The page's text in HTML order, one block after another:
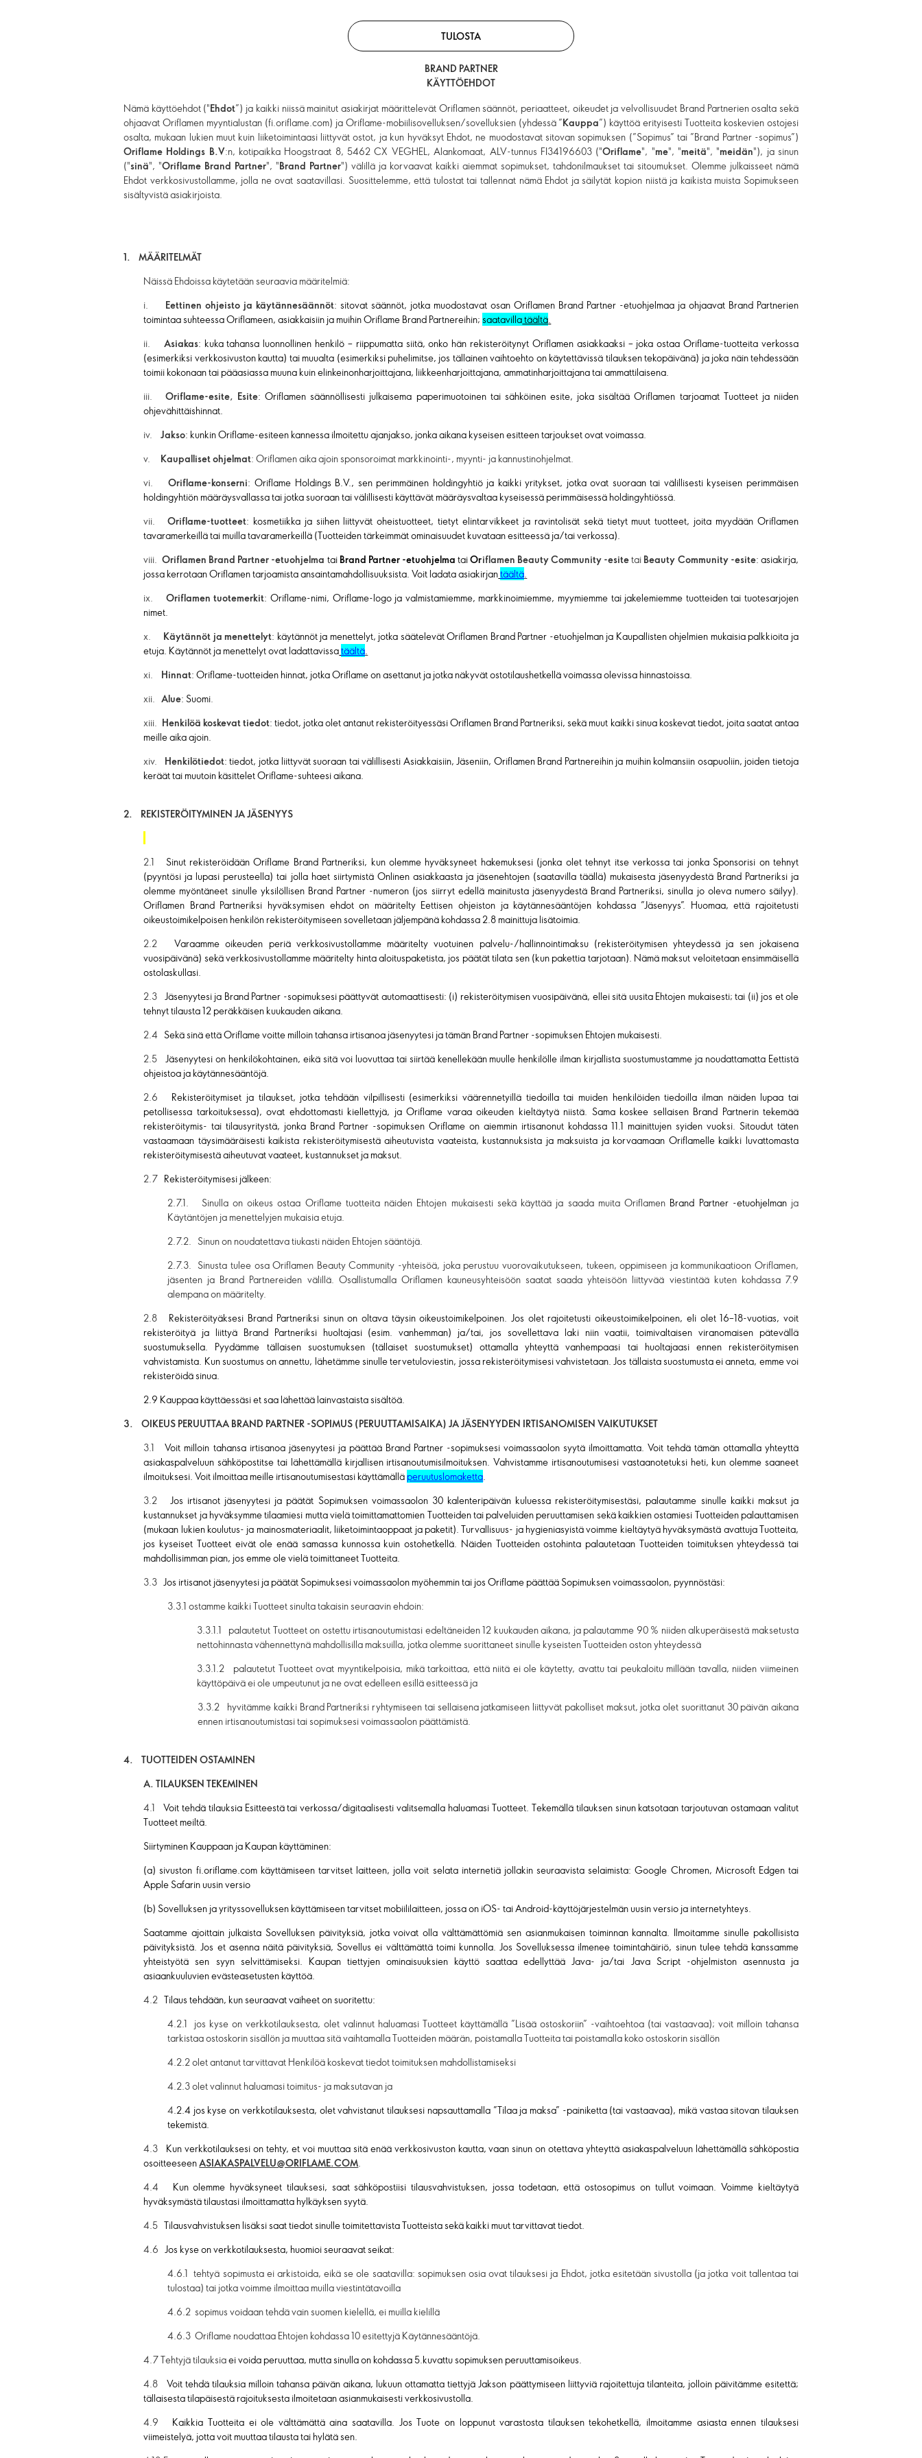
TULOSTA
BRAND PARTNER
KÄYTTÖEHDOT
Nämä käyttöehdot ("Ehdot”) ja kaikki niissä mainitut asiakirjat määrittelevät Oriflamen säännöt, periaatteet, oikeudet ja velvollisuudet Brand Partnerien osalta sekä
ohjaavat Oriflamen myyntialustan (fi.oriflame.com) ja Oriflame-mobiilisovelluksen/sovelluksien (yhdessä ”Kauppa”) käyttöä erityisesti Tuotteita koskevien ostojesi
osalta, mukaan lukien muut kuin liiketoimintaasi liittyvät ostot, ja kun hyväksyt Ehdot, ne muodostavat sitovan sopimuksen (”Sopimus” tai ”Brand Partner -sopimus”)
Oriflame Holdings B.V:n, kotipaikka Hoogstraat 8, 5462 CX VEGHEL, Alankomaat, ALV-tunnus FI34196603 ("Oriflame", "me", "meitä", "meidän"), ja sinun
("sinä", "Oriflame Brand Partner", "Brand Partner") välillä ja korvaavat kaikki aiemmat sopimukset, tahdonilmaukset tai sitoumukset. Olemme julkaisseet nämä
Ehdot verkkosivustollamme, jolla ne ovat saatavillasi. Suosittelemme, että tulostat tai tallennat nämä Ehdot ja säilytät kopion niistä ja kaikista muista Sopimukseen
sisältyvistä asiakirjoista.
1. MÄÄRITELMÄT
Näissä Ehdoissa käytetään seuraavia määritelmiä:
i. Eettinen ohjeisto ja käytännesäännöt: sitovat säännöt, jotka muodostavat osan Oriflamen Brand Partner -etuohjelmaa ja ohjaavat Brand Partnerien
toimintaa suhteessa Oriflameen, asiakkaisiin ja muihin Oriflame Brand Partnereihin;saatavillatäältä.
ii. Asiakas: kuka tahansa luonnollinen henkilö – riippumatta siitä, onko hän rekisteröitynyt Oriflamen asiakkaaksi – joka ostaa Oriflame-tuotteita verkossa
(esimerkiksi verkkosivuston kautta) tai muualta (esimerkiksi puhelimitse, jos tällainen vaihtoehto on käytettävissä tilauksen tekopäivänä) ja joka näin tehdessään
toimii kokonaan tai pääasiassa muuna kuin elinkeinonharjoittajana, liikkeenharjoittajana, ammatinharjoittajana tai ammattilaisena.
iii. Oriflame-esite, Esite: Oriflamen säännöllisesti julkaisema paperimuotoinen tai sähköinen esite, joka sisältää Oriflamen tarjoamat Tuotteet ja niiden
ohjevähittäishinnat.
iv.Jakso: kunkin Oriflame-esiteen kannessa ilmoitettu ajanjakso, jonka aikana kyseisen esitteen tarjoukset ovat voimassa.
v. Kaupalliset ohjelmat: Oriflamen aika ajoin sponsoroimat markkinointi-, myynti- ja kannustinohjelmat.
vi.Oriflame-konserni: Oriflame Holdings B.V., sen perimmäinen holdingyhtiö ja kaikki yritykset, jotka ovat suoraan tai välillisesti kyseisen perimmäisen
holdingyhtiön määräysvallassa tai jotka suoraan tai välillisesti käyttävät määräysvaltaa kyseisessä perimmäisessä holdingyhtiössä.
vii. Oriflame-tuotteet: kosmetiikka ja siihen liittyvät oheistuotteet, tietyt elintarvikkeet ja ravintolisät sekä tietyt muut tuotteet, joita myydään Oriflamen
tavaramerkeillä tai muilla tavaramerkeillä (Tuotteiden tärkeimmät ominaisuudet kuvataan esitteessä ja/tai verkossa).
viii. Oriflamen Brand Partner -etuohjelma tai Brand Partner -etuohjelmataiOriflamen Beauty Community -esitetai Beauty Community -esite: asiakirja,
jossa kerrotaan Oriflamen tarjoamista ansaintamahdollisuuksista. Voit ladata asiakirjantäältä.
ix. Oriflamen tuotemerkit: Oriflame-nimi, Oriflame-logo ja valmistamiemme, markkinoimiemme, myymiemme tai jakelemiemme tuotteiden tai tuotesarjojen
nimet.
x. Käytännöt ja menettelyt: käytännöt ja menettelyt, jotka säätelevät Oriflamen Brand Partner -etuohjelman ja Kaupallisten ohjelmien mukaisia palkkioita ja
etuja. Käytännöt ja menettelyt ovat ladattavissatäältä.
xi. Hinnat: Oriflame-tuotteiden hinnat, jotka Oriflame on asettanut ja jotka näkyvät ostotilaushetkellä voimassa olevissa hinnastoissa.
xii.Alue: Suomi.
xiii. Henkilöä koskevat tiedot: tiedot, jotka olet antanut rekisteröityessäsi Oriflamen Brand Partneriksi, sekä muut kaikki sinua koskevat tiedot, joita saatat antaa
meille aika ajoin.
xiv. Henkilötiedot: tiedot, jotka liittyvät suoraan tai välillisesti Asiakkaisiin, Jäseniin, Oriflamen Brand Partnereihin ja muihin kolmansiin osapuoliin, joiden tietoja
keräät tai muutoin käsittelet Oriflame-suhteesi aikana.
2. REKISTERÖITYMINEN JA JÄSENYYS
2.1 Sinut rekisteröidään Oriflame Brand Partneriksi, kun olemme hyväksyneet hakemuksesi (jonka olet tehnyt itse verkossa tai jonka Sponsorisi on tehnyt
(pyyntösi ja lupasi perusteella) tai jolla haet siirtymistä Onlinen asiakkaasta ja jäsenehtojen (saatavilla täällä) mukaisesta jäsenyydestä Brand Partneriksi ja
olemme myöntäneet sinulle yksilöllisen Brand Partner -numeron (jos siirryt edellä mainitusta jäsenyydestä Brand Partneriksi, sinulla jo oleva numero säilyy).
Oriflamen Brand Partneriksi hyväksymisen ehdot on määritelty Eettisen ohjeiston ja käytännesääntöjen kohdassa ”Jäsenyys”. Huomaa, että rajoitetusti
oikeustoimikelpoisen henkilön rekisteröitymiseen sovelletaan jäljempänä kohdassa 2.8 mainittuja lisätoimia.
2.2Varaamme oikeuden periä verkkosivustollamme määritelty vuotuinen palvelu-/hallinnointimaksu (rekisteröitymisen yhteydessä ja sen jokaisena
vuosipäivänä) sekä verkkosivustollamme määritelty hinta aloituspaketista, jos päätät tilata sen (kun pakettia tarjotaan). Nämä maksut veloitetaan ensimmäisellä
ostolaskullasi.
2.3 Jäsenyytesi ja Brand Partner -sopimuksesi päättyvät automaattisesti: (i) rekisteröitymisen vuosipäivänä, ellei sitä uusita Ehtojen mukaisesti; tai (ii) jos et ole
tehnyt tilausta 12 peräkkäisen kuukauden aikana.
2.4Sekä sinä että Oriflame voitte milloin tahansa irtisanoa jäsenyytesi ja tämän Brand Partner -sopimuksen Ehtojen mukaisesti.
2.5Jäsenyytesi on henkilökohtainen, eikä sitä voi luovuttaa tai siirtää kenellekään muulle henkilölle ilman kirjallista suostumustamme ja noudattamatta Eettistä
ohjeistoa ja käytännesääntöjä.
2.6 Rekisteröitymiset ja tilaukset, jotka tehdään vilpillisesti (esimerkiksi väärennetyillä tiedoilla tai muiden henkilöiden tiedoilla ilman näiden lupaa tai
petollisessa tarkoituksessa), ovat ehdottomasti kiellettyjä, ja Oriflame varaa oikeuden kieltäytyä niistä. Sama koskee sellaisen Brand Partnerin tekemää
rekisteröitymis- tai tilausyritystä, jonka Brand Partner -sopimuksen Oriflame on aiemmin irtisanonut kohdassa 11.1 mainittujen syiden vuoksi. Sitoudut täten
vastaamaan täysimääräisesti kaikista rekisteröitymisestä aiheutuvista vaateista, kustannuksista ja maksuista ja korvaamaan Oriflamelle kaikki luvattomasta
rekisteröitymisestä aiheutuvat vaateet, kustannukset ja maksut.
2.7 Rekisteröitymisesi jälkeen:
2.7.1. Sinulla on oikeus ostaa Oriflame tuotteita näiden Ehtojen mukaisesti sekä käyttää ja saada muita Oriflamen Brand Partner -etuohjelmanja
Käytäntöjen ja menettelyjen mukaisia etuja.
2.7.2. Sinun on noudatettava tiukasti näiden Ehtojen sääntöjä.
2.7.3. Sinusta tulee osa Oriflamen Beauty Community -yhteisöä, joka perustuu vuorovaikutukseen, tukeen, oppimiseen ja kommunikaatioon Oriflamen,
jäsenten ja Brand Partnereiden välillä. Osallistumalla Oriflamen kauneusyhteisöön saatat saada yhteisöön liittyvää viestintää kuten kohdassa 7.9
alempana on määritelty.
2.8 Rekisteröityäksesi Brand Partneriksi sinun on oltava täysin oikeustoimikelpoinen. Jos olet rajoitetusti oikeustoimikelpoinen, eli olet 16–18-vuotias, voit
rekisteröityä ja liittyä Brand Partneriksi huoltajasi (esim. vanhemman) ja/tai, jos sovellettava laki niin vaatii, toimivaltaisen viranomaisen pätevällä
suostumuksella. Pyydämme tällaisen suostumuksen (tällaiset suostumukset) ottamalla yhteyttä vanhempaasi tai huoltajaasi ennen rekisteröitymisen
vahvistamista. Kun suostumus on annettu, lähetämme sinulle tervetuloviestin, jossa rekisteröitymisesi vahvistetaan. Jos tällaista suostumusta ei anneta, emme voi
rekisteröidä sinua.
2.9 Kauppaa käyttäessäsi et saa lähettää lainvastaista sisältöä.
3. OIKEUS PERUUTTAA BRAND PARTNER -SOPIMUS (PERUUTTAMISAIKA) JA JÄSENYYDEN IRTISANOMISEN VAIKUTUKSET
3.1Voit milloin tahansa irtisanoa jäsenyytesi ja päättää Brand Partner -sopimuksesi voimassaolon syytä ilmoittamatta. Voit tehdä tämän ottamalla yhteyttä
asiakaspalveluun sähköpostitse tai lähettämällä kirjallisen irtisanoutumisilmoituksen. Vahvistamme irtisanoutumisesi vastaanotetuksi heti, kun olemme saaneet
ilmoituksesi. Voit ilmoittaa meille irtisanoutumisestasi käyttämällä peruutuslomaketta.
3.2 Jos irtisanot jäsenyytesi ja päätät Sopimuksen voimassaolon 30 kalenteripäivän kuluessa rekisteröitymisestäsi, palautamme sinulle kaikki maksut ja
kustannukset ja hyväksymme tilaamiesi mutta vielä toimittamattomien Tuotteiden tai palveluiden peruuttamisen sekä kaikkien ostamiesi Tuotteiden palauttamisen
(mukaan lukien koulutus- ja mainosmateriaalit, liiketoimintaoppaat ja paketit). Turvallisuus- ja hygieniasyistä voimme kieltäytyä hyväksymästä avattuja Tuotteita,
jos kyseiset Tuotteet eivät ole enää samassa kunnossa kuin ostohetkellä. Näiden Tuotteiden ostohinta palautetaan Tuotteiden toimituksen yhteydessä tai
mahdollisimman pian, jos emme ole vielä toimittaneet Tuotteita.
3.3Jos irtisanot jäsenyytesi ja päätät Sopimuksesi voimassaolon myöhemmin tai jos Oriflame päättää Sopimuksen voimassaolon, pyynnöstäsi:
3.3.1 ostamme kaikki Tuotteet sinulta takaisin seuraavin ehdoin:
3.3.1.1 palautetut Tuotteet on ostettu irtisanoutumistasi edeltäneiden 12 kuukauden aikana, ja palautamme 90 % niiden alkuperäisestä maksetusta
nettohinnasta vähennettynä mahdollisilla maksuilla, jotka olemme suorittaneet sinulle kyseisten Tuotteiden oston yhteydessä
3.3.1.2 palautetut Tuotteet ovat myyntikelpoisia, mikä tarkoittaa, että niitä ei ole käytetty, avattu tai peukaloitu millään tavalla, niiden viimeinen
käyttöpäivä ei ole umpeutunut ja ne ovat edelleen esillä esitteessä ja
3.3.2 hyvitämme kaikki Brand Partneriksi ryhtymiseen tai sellaisena jatkamiseen liittyvät pakolliset maksut, jotka olet suorittanut 30 päivän aikana
ennen irtisanoutumistasi tai sopimuksesi voimassaolon päättämistä.
4. TUOTTEIDEN OSTAMINEN
A. TILAUKSEN TEKEMINEN
4.1 Voit tehdä tilauksia Esitteestä tai verkossa/digitaalisesti valitsemalla haluamasi Tuotteet. Tekemällä tilauksen sinun katsotaan tarjoutuvan ostamaan valitut
Tuotteet meiltä.
Siirtyminen Kauppaan ja Kaupan käyttäminen:
(a) sivuston fi.oriflame.com käyttämiseen tarvitset laitteen, jolla voit selata internetiä jollakin seuraavista selaimista: Google Chromen, Microsoft Edgen tai
Apple Safarin uusin versio
(b) Sovelluksen ja yrityssovelluksen käyttämiseen tarvitset mobiililaitteen, jossa on iOS- tai Android-käyttöjärjestelmän uusin versio ja internetyhteys.
Saatamme ajoittain julkaista Sovelluksen päivityksiä, jotka voivat olla välttämättömiä sen asianmukaisen toiminnan kannalta. Ilmoitamme sinulle pakollisista
päivityksistä. Jos et asenna näitä päivityksiä, Sovellus ei välttämättä toimi kunnolla. Jos Sovelluksessa ilmenee toimintahäiriö, sinun tulee tehdä kanssamme
yhteistyötä sen syyn selvittämiseksi. Kaupan tiettyjen ominaisuuksien käyttö saattaa edellyttää Java- ja/tai Java Script -ohjelmiston asennusta ja
asiaankuuluvien evästeasetusten käyttöä.
4.2Tilaus tehdään, kun seuraavat vaiheet on suoritettu:
4.2.1 jos kyse on verkkotilauksesta, olet valinnut haluamasi Tuotteet käyttämällä ”Lisää ostoskoriin” -vaihtoehtoa (tai vastaavaa); voit milloin tahansa
tarkistaa ostoskorin sisällön ja muuttaa sitä vaihtamalla Tuotteiden määrän, poistamalla Tuotteita tai poistamalla koko ostoskorin sisällön
4.2.2 olet antanut tarvittavat Henkilöä koskevat tiedot toimituksen mahdollistamiseksi
4.2.3 olet valinnut haluamasi toimitus- ja maksutavan ja
4.2.4 jos kyse on verkkotilauksesta, olet vahvistanut tilauksesi napsauttamalla ”Tilaa ja maksa” -painiketta (tai vastaavaa), mikä vastaa sitovan tilauksen
tekemistä.
4.3 Kun verkkotilauksesi on tehty, et voi muuttaa sitä enää verkkosivuston kautta, vaan sinun on otettava yhteyttä asiakaspalveluun lähettämällä sähköpostia
osoitteeseenASIAKASPALVELU@ORIFLAME.COM.
4.4 Kun olemme hyväksyneet tilauksesi, saat sähköpostiisi tilausvahvistuksen, jossa todetaan, että ostosopimus on tullut voimaan. Voimme kieltäytyä
hyväksymästä tilaustasi ilmoittamatta hylkäyksen syytä.
4.5Tilausvahvistuksen lisäksi saat tiedot sinulle toimitettavista Tuotteista sekä kaikki muut tarvittavat tiedot.
4.6Jos kyse on verkkotilauksesta, huomioi seuraavat seikat:
4.6.1 tehtyä sopimusta ei arkistoida, eikä se ole saatavilla: sopimuksen osia ovat tilauksesi ja Ehdot, jotka esitetään sivustolla (ja jotka voit tallentaa tai
tulostaa) tai jotka voimme ilmoittaa muilla viestintätavoilla
4.6.2 sopimus voidaan tehdä vain suomen kielellä, ei muilla kielillä
4.6.3 Oriflame noudattaa Ehtojen kohdassa 10 esitettyjä Käytännesääntöjä.
4.7 Tehtyjä tilauksiaei voida peruuttaa, mutta sinulla on kohdassa 5.kuvattu sopimuksen peruuttamisoikeus.
4.8 Voit tehdä tilauksia milloin tahansa päivän aikana, lukuun ottamatta tiettyjä Jakson päättymiseen liittyviä rajoitettuja tilanteita, jolloin päivitämme esitettä;
tällaisesta tilapäisestä rajoituksesta ilmoitetaan asianmukaisesti verkkosivustolla.
4.9 Kaikkia Tuotteita ei ole välttämättä aina saatavilla. Jos Tuote on loppunut varastosta tilauksen tekohetkellä, ilmoitamme asiasta ennen tilauksesi
viimeistelyä, jotta voit muuttaa tilausta tai hylätä sen.